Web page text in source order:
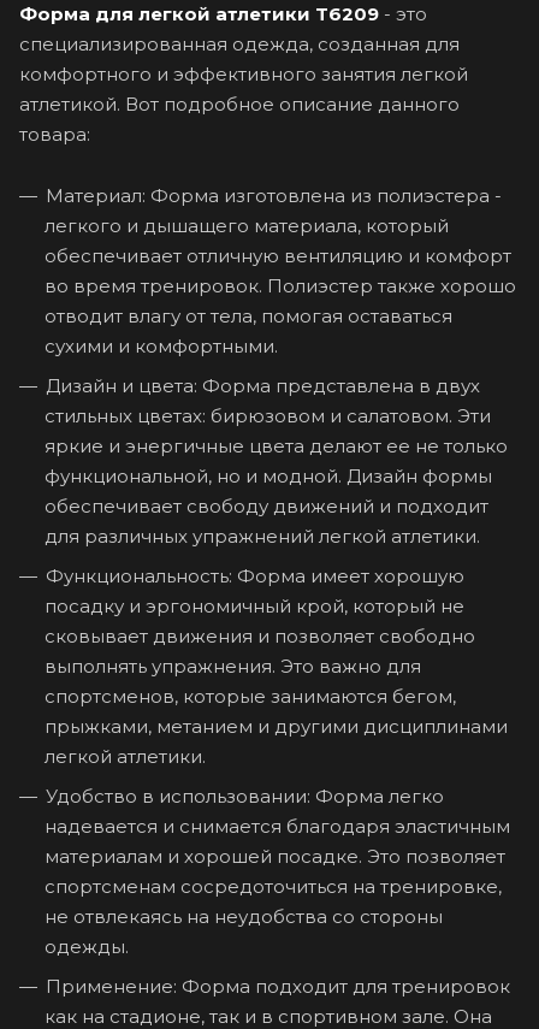
Форма для легкой атлетики T6209 - это
специализированная одежда, созданная для
комфортного и эффективного занятия легкой
атлетикой. Вот подробное описание данного
товара:
Материал: Форма изготовлена из полиэстера -
легкого и дышащего материала, который
обеспечивает отличную вентиляцию и комфорт
во время тренировок. Полиэстер также хорошо
отводит влагу от тела, помогая оставаться
сухими и комфортными.
Дизайн и цвета: Форма представлена в двух
стильных цветах: бирюзовом и салатовом. Эти
яркие и энергичные цвета делают ее не только
функциональной, но и модной. Дизайн формы
обеспечивает свободу движений и подходит
для различных упражнений легкой атлетики.
Функциональность: Форма имеет хорошую
посадку и эргономичный крой, который не
сковывает движения и позволяет свободно
выполнять упражнения. Это важно для
спортсменов, которые занимаются бегом,
прыжками, метанием и другими дисциплинами
легкой атлетики.
Удобство в использовании: Форма легко
надевается и снимается благодаря эластичным
материалам и хорошей посадке. Это позволяет
спортсменам сосредоточиться на тренировке,
не отвлекаясь на неудобства со стороны
одежды.
Применение: Форма подходит для тренировок
как на стадионе, так и в спортивном зале. Она